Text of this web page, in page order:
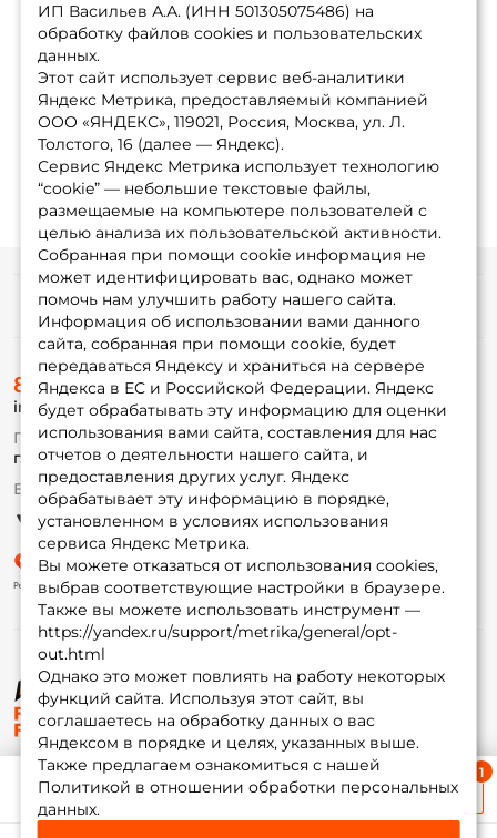
Ближайшая доставка
≈ 1 дн.
ИП Васильев А.А. (ИНН 501305075486) на
обработку файлов cookies и пользовательских
данных.
Этот сайт использует сервис веб-аналитики
Яндекс Метрика, предоставляемый компанией
ООО «ЯНДЕКС», 119021, Россия, Москва, ул. Л.
Толстого, 16 (далее — Яндекс).
Сервис Яндекс Метрика использует технологию
“cookie” — небольшие текстовые файлы,
размещаемые на компьютере пользователей с
целью анализа их пользовательской активности.
Собранная при помощи cookie информация не
может идентифицировать вас, однако может
помочь нам улучшить работу нашего сайта.
Информация об использовании вами данного
сайта, собранная при помощи cookie, будет
передаваться Яндексу и храниться на сервере
Яндекса в ЕС и Российской Федерации. Яндекс
будет обрабатывать эту информацию для оценки
использования вами сайта, составления для нас
отчетов о деятельности нашего сайта, и
предоставления других услуг. Яндекс
обрабатывает эту информацию в порядке,
установленном в условиях использования
сервиса Яндекс Метрика.
Вы можете отказаться от использования cookies,
выбрав соответствующие настройки в браузере.
Также вы можете использовать инструмент —
https://yandex.ru/support/metrika/general/opt-
out.html
Однако это может повлиять на работу некоторых
функций сайта. Используя этот сайт, вы
соглашаетесь на обработку данных о вас
Яндексом в порядке и целях, указанных выше.
Также предлагаем ознакомиться с нашей
Политикой в отношении обработки персональных
данных.
© ФоксФишинг, 2009-2026
Информация
О магазине
Доставка
Оплата
Fox-bonus
Гуру
Партнерская программа
8 (495) 532-77-88
info@foxfishing.ru
По вопросам с заказом
г. Москва, ул. Плеханова д.7
Ежедневно 10:00 до 20:00